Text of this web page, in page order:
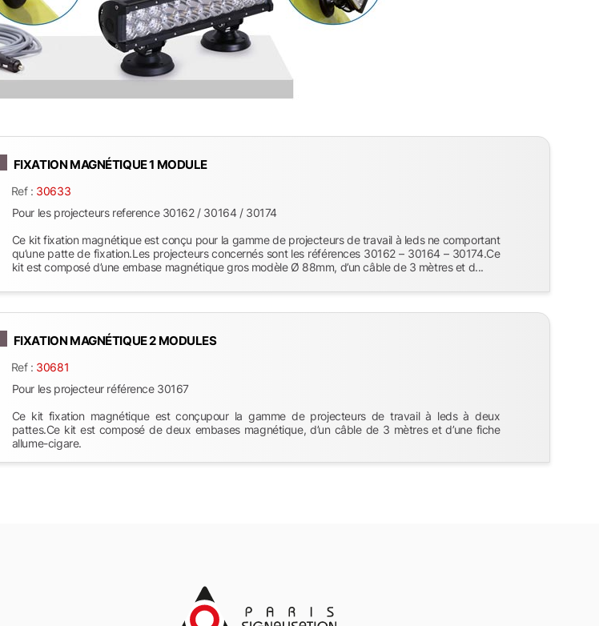
FIXATION MAGNÉTIQUE 1 MODULE
Ref : 30633
Pour les projecteurs reference 30162 / 30164 / 30174
Ce kit fixation magnétique est conçu pour la gamme de projecteurs de travail à leds ne comportant
qu’une patte de fixation.Les projecteurs concernés sont les références 30162 – 30164 – 30174.Ce
kit est composé d’une embase magnétique gros modèle Ø 88mm, d’un câble de 3 mètres et d...
FIXATION MAGNÉTIQUE 2 MODULES
Ref : 30681
Pour les projecteur référence 30167
Ce kit fixation magnétique est conçupour la gamme de projecteurs de travail à leds à deux
pattes.Ce kit est composé de deux embases magnétique, d’un câble de 3 mètres et d’une fiche
allume-cigare.